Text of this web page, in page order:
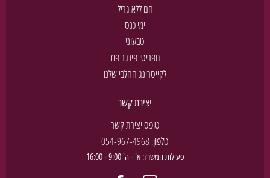
חם ללא גריל
ימי כנס
טבעוני
תפריטי פינגר פוד
לקייטרינג החלבי שלנו
יצירת קשר
טופס יצירת קשר
טלפון:054-967-4968
פעילות המשרד: א' - ה' 9:00 - 16:00